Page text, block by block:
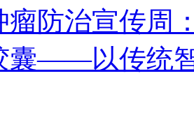
瘤防治宣传周
囊——以传统